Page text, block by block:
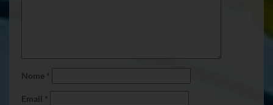
Nome *
Email *